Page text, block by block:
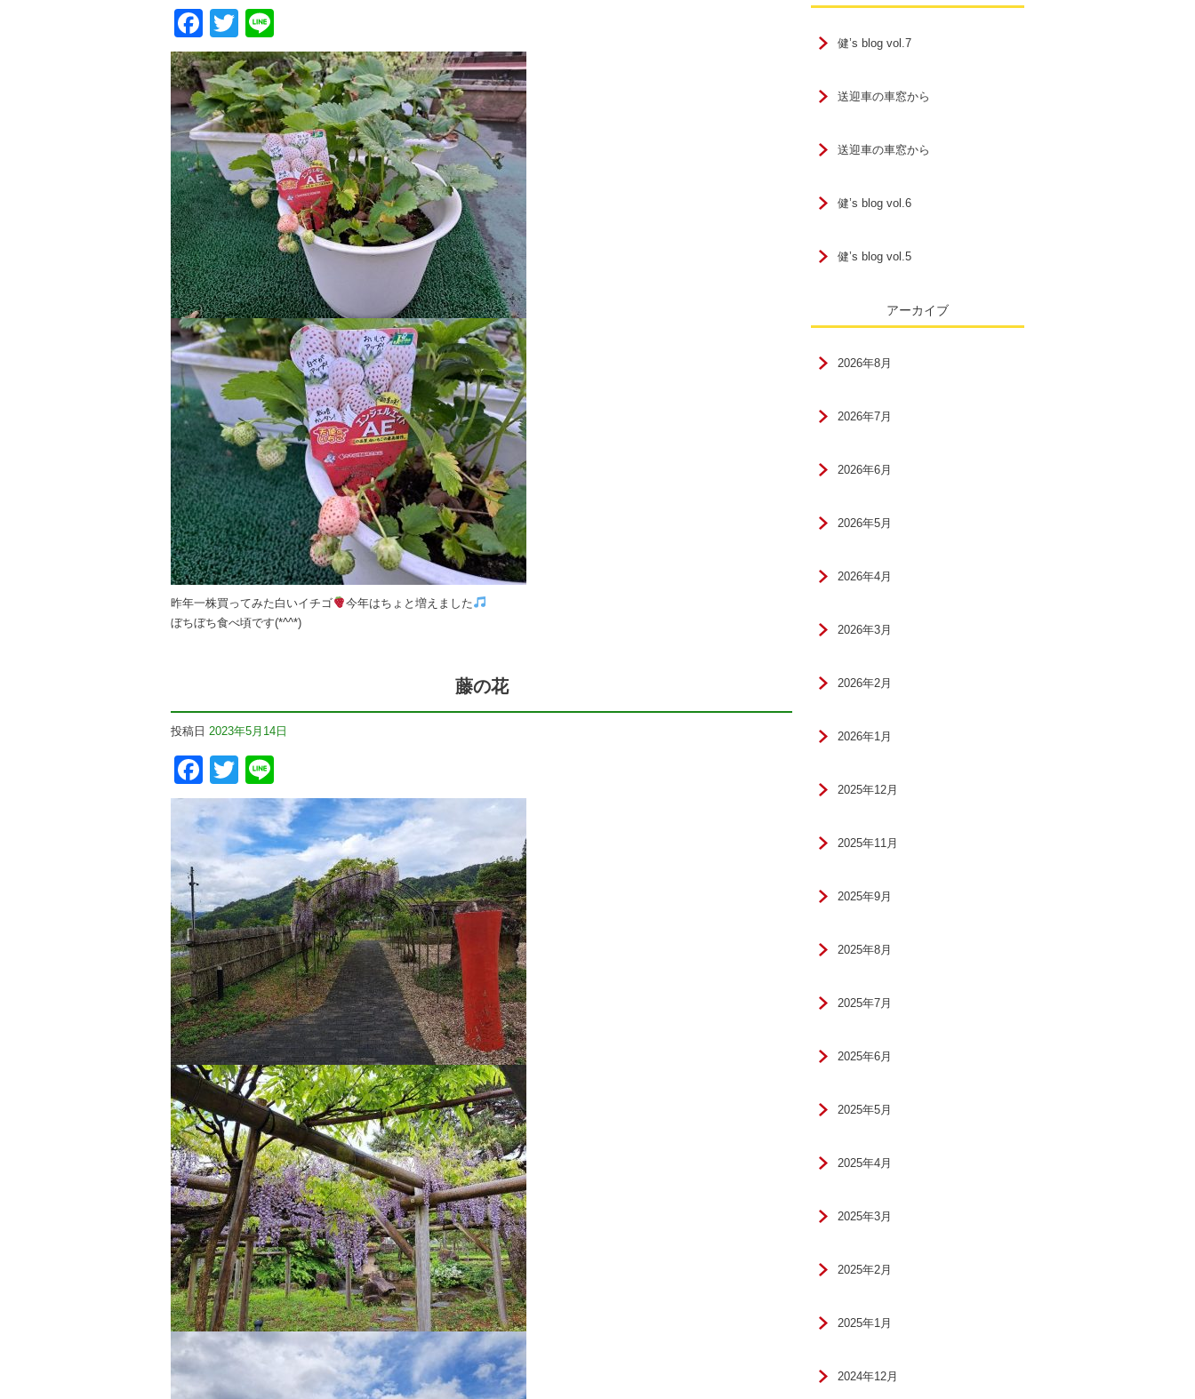
Facebook
Twitter
昨年一株買ってみた白いイチゴ
今年はちょと増えました
ぼちぼち食べ頃です(*^^*)
藤の花
投稿日 2023年5月14日
Facebook
Twitter
健’s blog vol.7
送迎車の車窓から
送迎車の車窓から
健’s blog vol.6
健’s blog vol.5
アーカイブ
2026年8月
2026年7月
2026年6月
2026年5月
2026年4月
2026年3月
2026年2月
2026年1月
2025年12月
2025年11月
2025年9月
2025年8月
2025年7月
2025年6月
2025年5月
2025年4月
2025年3月
2025年2月
2025年1月
2024年12月